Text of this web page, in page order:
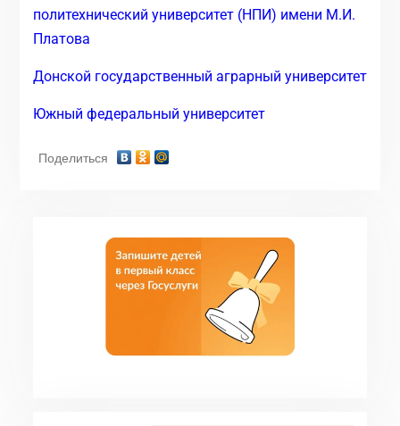
политехнический университет (НПИ) имени М.И.
Платова
Донской государственный аграрный университет
Южный федеральный университет
Поделиться